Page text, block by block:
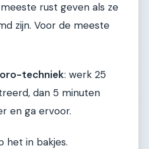
rust geven als ze
zijn. Voor de meeste
techniek: werk 25
dan 5 minuten
en ga ervoor.
het in bakjes.